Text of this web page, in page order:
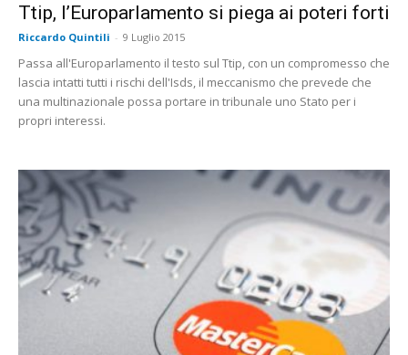
Ttip, l’Europarlamento si piega ai poteri forti
Riccardo Quintili - 9 Luglio 2015
Passa all'Europarlamento il testo sul Ttip, con un compromesso che
lascia intatti tutti i rischi dell'Isds, il meccanismo che prevede che
una multinazionale possa portare in tribunale uno Stato per i
propri interessi.